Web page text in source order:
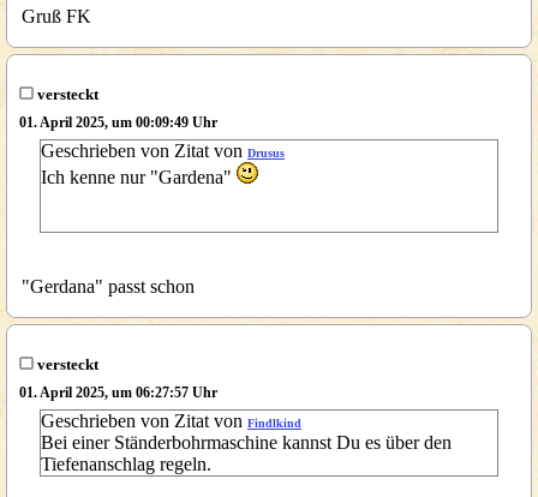
Gruß FK
versteckt
01. April 2025, um 00:09:49 Uhr
Geschrieben von Zitat von Drusus
Ich kenne nur "Gardena"
"Gerdana" passt schon
versteckt
01. April 2025, um 06:27:57 Uhr
Geschrieben von Zitat von Findlkind
Bei einer Ständerbohrmaschine kannst Du es über den
Tiefenanschlag regeln.